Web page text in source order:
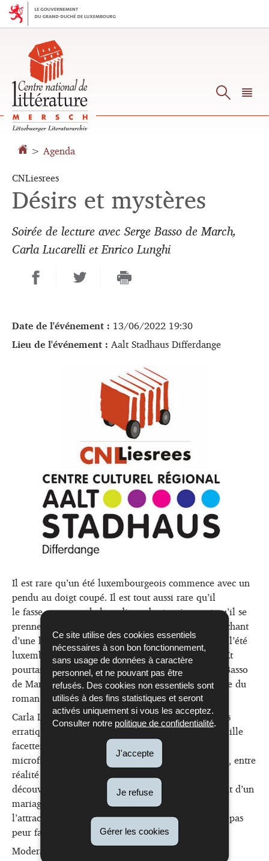
Ce site utilise des cookies essentiels
nécessaires à son bon fonctionnement,
sans usage de données à caractère
personnel, et ne pouvant pas être
refusés. Des cookies non essentiels sont
utilisés à des fins statistiques et seront
activés uniquement si vous les acceptez.
Consulter notre politique de confidentialité.
J'accepte
Je refuse
Gérer les cookies
Aller
navigation
Aller
> Agenda
CNLiesrees
Désirs et mystères
Soirée de lecture avec Serge Basso de March,
Carla Lucarelli et Enrico Lunghi
Date de l'événement : 13/06/2022 19:30
Lieu de l'événement : Aalt Stadhaus Differdange
Il est rare qu’un été luxembourgeois commence avec un
pendu au doigt coupé. Il est tout aussi rare qu’il
le fasse sous une chaleur digne des tropiques et qu’il se
prenne les pieds dans l’œuvre de Tolkien en s’entichant
d’une histoire d’anneaux. D’ailleurs, il est rare que l’été
luxembourgeois se prête à une enquête policière. Et
pourtant… AvecLes Saigneurs aux anneaux , Serge Basso
de March et Enrico Lunghi continuent leur aventure du
roman noir sur fond luxembourgeois.
Carla Lucarelli, quant à elle, suit les déambulations
erratiques de quinze personnages confrontés aux mille
facettes de l’amour et du désir. À mi-chemin entre
microfictions ordinaires et cauchemars fantastiques, entre
réalité et irréalité,
Chantiers du désir
découverte de l’amour et de ses aléas, l’étouffement d’un
mariage, la rencontre fortuite comme les lois de
l’attraction virtuelle. Et d’ailleurs, qui ne prendrait pas
peur face à une panthère ?
Moderation: Nathalie Jacoby